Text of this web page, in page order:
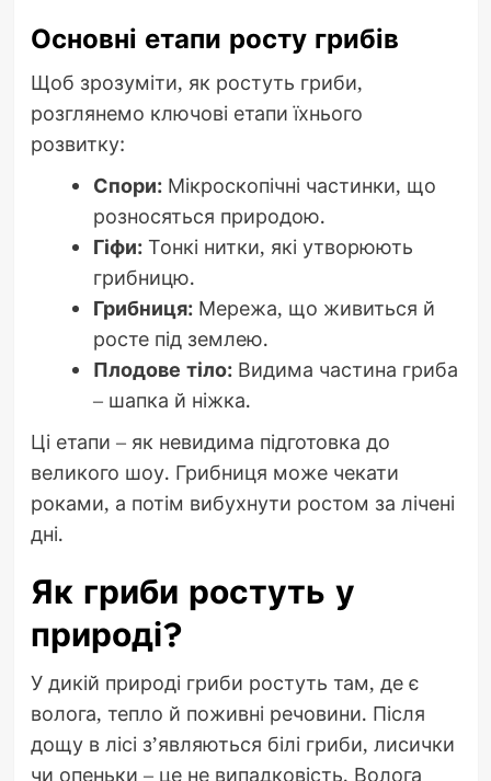
Основні етапи росту грибів
Щоб зрозуміти, як ростуть гриби,
розглянемо ключові етапи їхнього
розвитку:
Спори:Мікроскопічні частинки, що
розносяться природою.
Гіфи:Тонкі нитки, які утворюють
грибницю.
Грибниця:Мережа, що живиться й
росте під землею.
Плодове тіло:Видима частина гриба
– шапка й ніжка.
Ці етапи – як невидима підготовка до
великого шоу. Грибниця може чекати
роками, а потім вибухнути ростом за лічені
дні.
Як гриби ростуть у
природі?
У дикій природі гриби ростуть там, де є
волога, тепло й поживні речовини. Після
дощу в лісі з’являються білі гриби, лисички
чи опеньки – це не випадковість. Волога